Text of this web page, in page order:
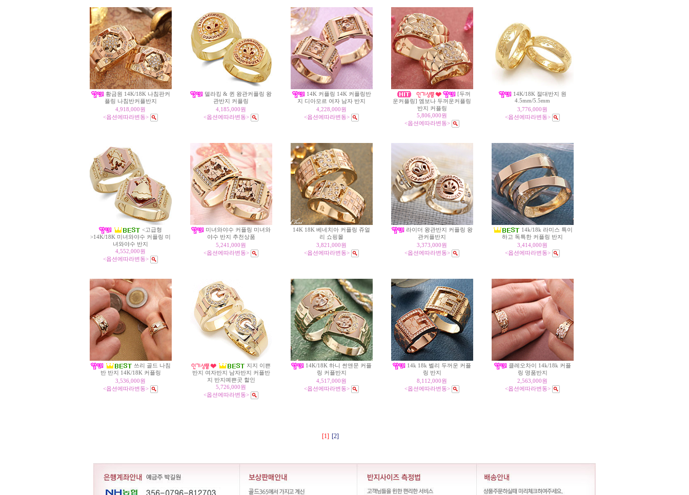
황금원 14K/18K 나침판커
플링 나침반커플반지
4,918,000원
<옵션에따라변동>
델라킹 & 퀸 왕관커플링 왕
관반지 커플링
4,185,000원
<옵션에따라변동>
14K 커플링 14K 커플링반
지 디아모르 여자 남자 반지
4,228,000원
<옵션에따라변동>
[두꺼
운커플링] 엠보나 두꺼운커플링
반지 커플링
5,806,000원
<옵션에따라변동>
14K/18K 절대반지 원
4.5mm/5.5mm
3,776,000원
<옵션에따라변동>
<고급형
>14K/18K 미녀와야수 커플링 미
녀와야수 반지
4,552,000원
<옵션에따라변동>
미녀와야수 커플링 미녀와
야수 반지 추천상품
5,241,000원
<옵션에따라변동>
14K 18K 베네치아 커플링 쥬얼
리 쇼핑몰
3,821,000원
<옵션에따라변동>
라이더 왕관반지 커플링 왕
관커플반지
3,373,000원
<옵션에따라변동>
14k/18k 라미스 특이
하고 독특한 커플링 반지
3,414,000원
<옵션에따라변동>
쓰리 골드 나침
반 반지 14K/18K 커플링
3,536,000원
<옵션에따라변동>
지지 이쁜
반지 여자반지 남자반지 커플반
지 반지예쁜곳 할인
5,726,000원
<옵션에따라변동>
14K/18K 하니 썬앤문 커플
링 커플반지
4,517,000원
<옵션에따라변동>
14k 18k 벨리 두꺼운 커플
링 반지
8,112,000원
<옵션에따라변동>
클레오차이 14k/18k 커플
링 명품반지
2,563,000원
<옵션에따라변동>
[1] [2]